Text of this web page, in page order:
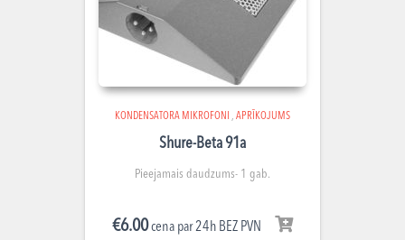
KONDENSATORA MIKROFONI , APRĪKOJUMS
Shure-Beta 91a
Pieejamais daudzums- 1 gab.
€6.00cena par 24h BEZ PVN